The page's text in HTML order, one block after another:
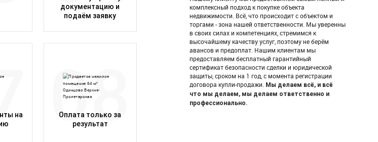
документацию и
подаём заявку
на
Оплата только за
результат
комплексный подход к покупке объекта
недвижимости. Всё, что происходит с объектом и
торгами - зона нашей ответственности. Мы уверенны
в своих силах и компетенциях, стремимся к
высочайшему качеству услуг, поэтому не берём
авансов и предоплат. Нашим клиентам мы
предоставляем бесплатный гарантийный
сертификат безопасности сделки и юридической
защиты, сроком на 1 год, с момента регистрации
договора купли-продажи. Мы делаем всё, и всё
что мы делаем, мы делаем ответственно и
профессионально.